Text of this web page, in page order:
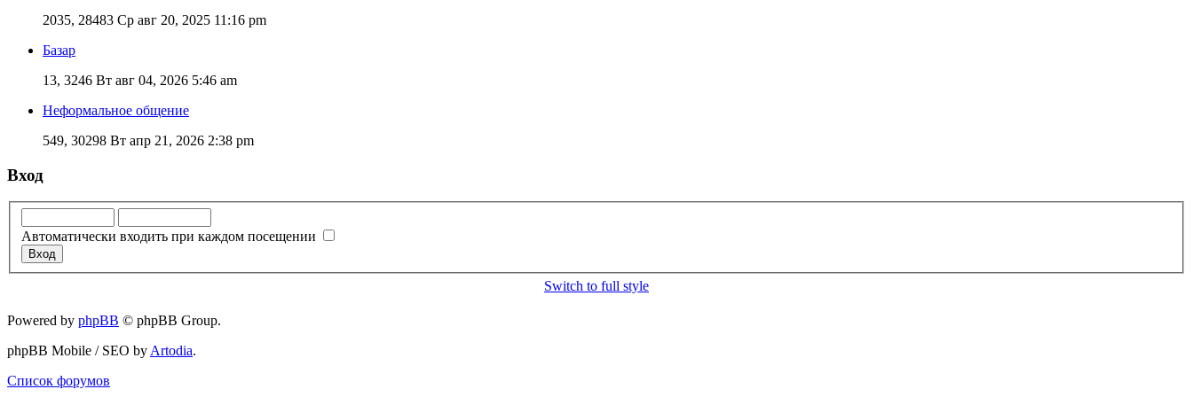
2035, 28483 Ср авг 20, 2025 11:16 pm
Базар
13, 3246 Вт авг 04, 2026 5:46 am
Неформальное общение
549, 30298 Вт апр 21, 2026 2:38 pm
Вход
Автоматически входить при каждом посещении
Switch to full style
Powered by phpBB © phpBB Group.
phpBB Mobile / SEO by Artodia.
Список форумов